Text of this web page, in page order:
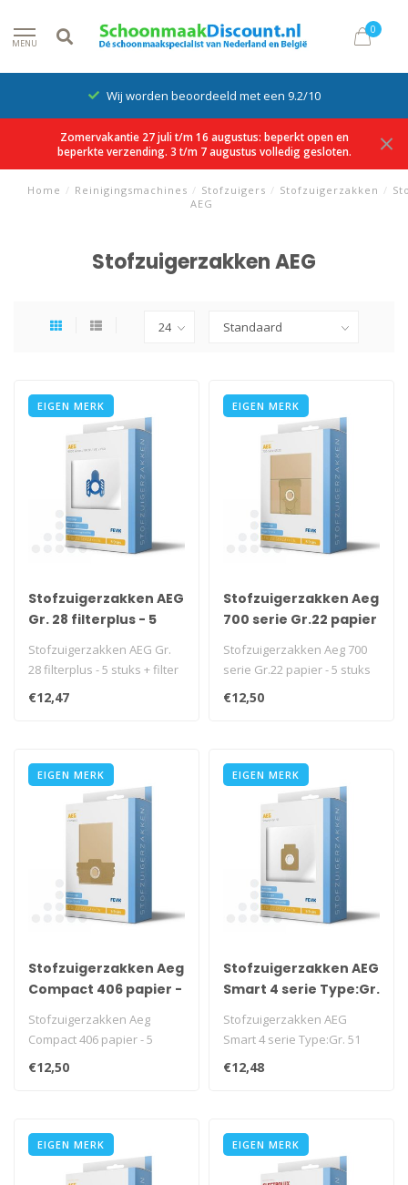
MENU
0
Wij worden beoordeeld met een 9.2/10
Zomervakantie 27 juli t/m 16 augustus: beperkt open en
beperkte verzending. 3 t/m 7 augustus volledig gesloten.
Home / Reinigingsmachines / Stofzuigers / Stofzuigerzakken /
AEG
Stofzuigerzakken AEG
EIGEN MERK
Stofzuigerzakken AEG
Gr. 28 filterplus - 5
stuks + filter
Stofzuigerzakken AEG Gr.
28 filterplus - 5 stuks + filter
€12,47
EIGEN MERK
Stofzuigerzakken Aeg
700 serie Gr.22 papier
- 5 stuks
Stofzuigerzakken Aeg 700
serie Gr.22 papier - 5 stuks
€12,50
EIGEN MERK
Stofzuigerzakken Aeg
Compact 406 papier -
Stofzuigerzakken Aeg
Compact 406 papier - 5
stuks
€12,50
EIGEN MERK
Stofzuigerzakken AEG
Smart 4 serie Type:Gr.
Stofzuigerzakken AEG
Smart 4 serie Type:Gr. 51
filterplus - 5 stuks + filter..
€12,48
EIGEN MERK EIGEN MERK